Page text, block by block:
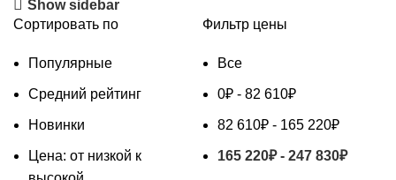
Show sidebar
Сортировать по
Популярные
Средний рейтинг
Новинки
Цена: от низкой к
Фильтр цены
Все
0₽ - 82 610₽
82 610₽ - 165 220₽
165 220₽- 247 830₽